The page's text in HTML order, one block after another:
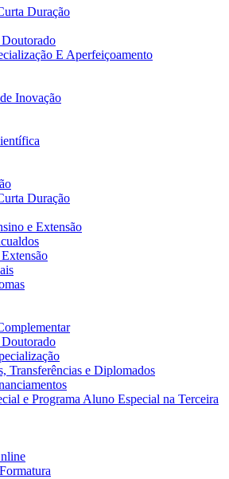
Duração
E Aperfeiçoamento
Inovação
Duração
e Extensão
Transferências e Diplomados
e Programa Aluno Especial na Terceira